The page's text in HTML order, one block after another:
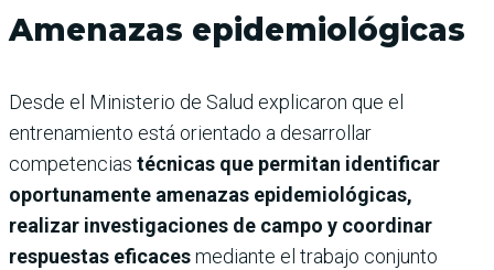
Amenazas epidemiológicas
Desde el Ministerio de Salud explicaron que el
entrenamiento está orientado a desarrollar
competencias técnicas que permitan identificar
oportunamente amenazas epidemiológicas,
realizar investigaciones de campo y coordinar
respuestas eficacesmediante el trabajo conjunto